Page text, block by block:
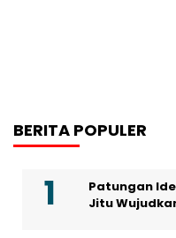
BERITA POPULER
Patungan
Jitu